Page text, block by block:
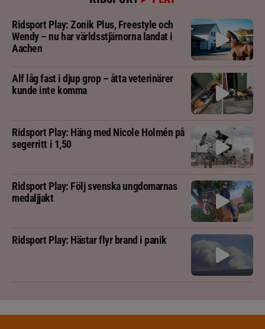
Ridsport Play: Zonik Plus, Freestyle och
Wendy – nu har världsstjärnorna landat i
Aachen
Alf låg fast i djup grop – åtta veterinärer
kunde inte komma
Ridsport Play: Häng med Nicole Holmén på
segerritt i 1,50
Ridsport Play: Följ svenska ungdomarnas
medaljjakt
Ridsport Play: Hästar flyr brand i panik